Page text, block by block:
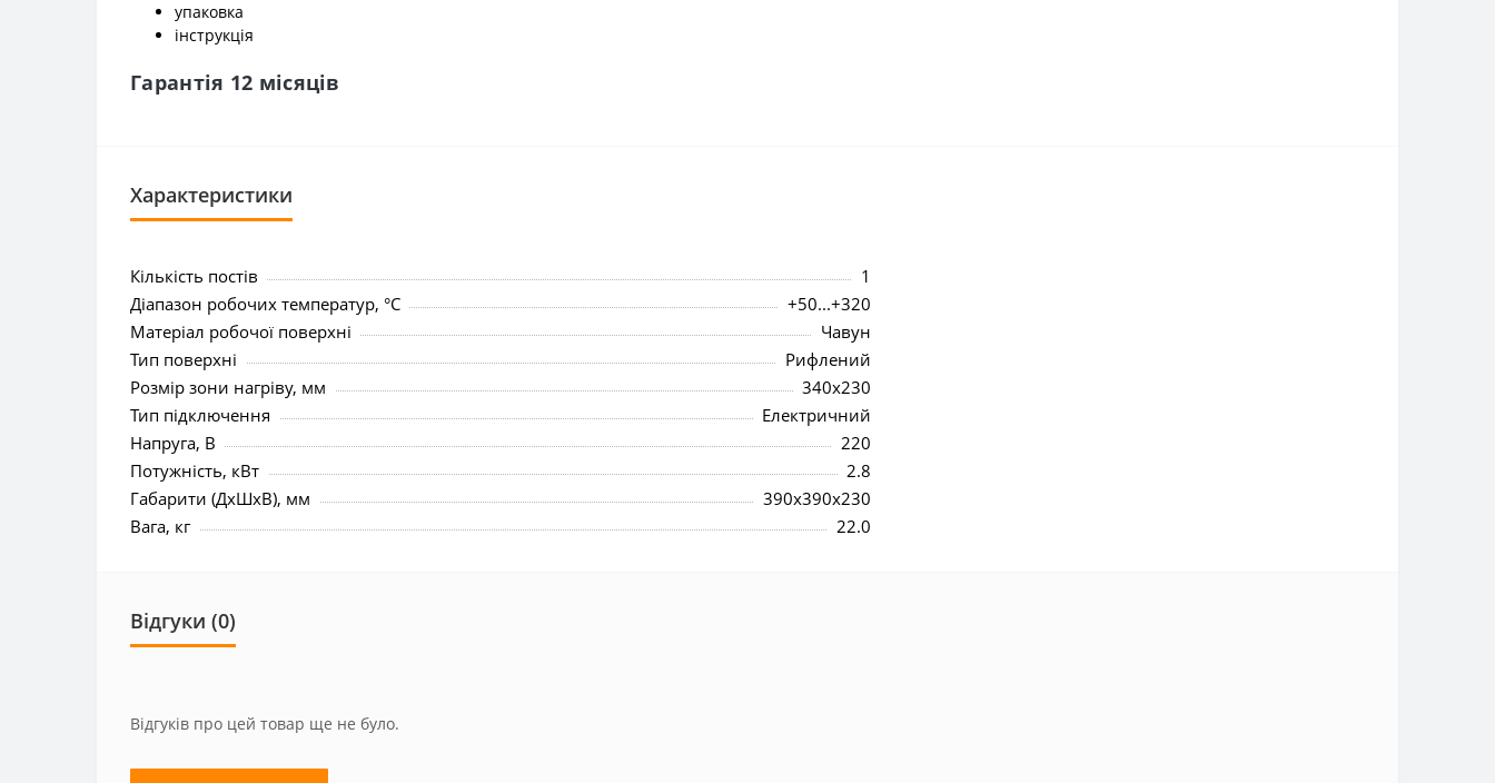
упаковка
інструкція
Гарантія 12 місяців
Характеристики
Кількість постів
1
Діапазон робочих температур, °C
+50...+320
Матеріал робочої поверхні
Чавун
Тип поверхні
Рифлений
Розмір зони нагріву, мм
340x230
Тип підключення
Електричний
Напруга, В
220
Потужність, кВт
2.8
Габарити (ДхШхВ), мм
390x390x230
Вага, кг
22.0
Відгуки (0)
Відгуків про цей товар ще не було.